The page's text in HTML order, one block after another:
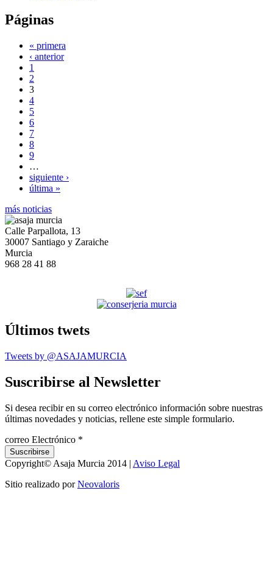
Páginas
« primera
‹ anterior
1
2
3
4
5
6
7
8
9
…
siguiente ›
última »
más noticias
Calle Parpallota, 13
30007 Santiago y Zaraiche
Murcia
968 28 41 88
Últimos twets
Tweets by @ASAJAMURCIA
Suscribirse al Newsletter
Si desea recibir en su correo electrónico información sobre nuestras
últimas novedades y noticias, rellene este simple formulario.
correo Electrónico *
Copyright© Asaja Murcia 2014 | Aviso Legal
Sitio realizado porNeovaloris